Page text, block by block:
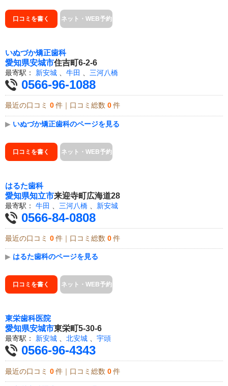
口コミを書く ネット・WEB予約
いぬづか矯正歯科
愛知県安城市住吉町6-2-6
最寄駅： 新安城 牛田 三河八橋
0566-96-1088
最近の口コミ 0 件｜口コミ総数 0 件
▶ いぬづか矯正歯科のページを見る
口コミを書く ネット・WEB予約
はるた歯科
愛知県知立市来迎寺町広海道28
最寄駅： 牛田 三河八橋 新安城
0566-84-0808
最近の口コミ 0 件｜口コミ総数 0 件
▶ はるた歯科のページを見る
口コミを書く ネット・WEB予約
東栄歯科医院
愛知県安城市東栄町5-30-6
最寄駅： 新安城 、 北安城 、 宇頭
0566-96-4343
最近の口コミ 0 件｜口コミ総数 0 件